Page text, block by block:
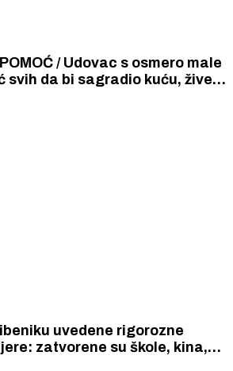
/ Udovac s osmero male
svih da bi sagradio kuću, žive u
uvedene rigorozne
zatvorene su škole, kina,